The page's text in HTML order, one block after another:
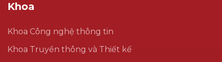
Khoa
Khoa Công nghệ thông tin
Khoa Truyền thông và Thiết kế